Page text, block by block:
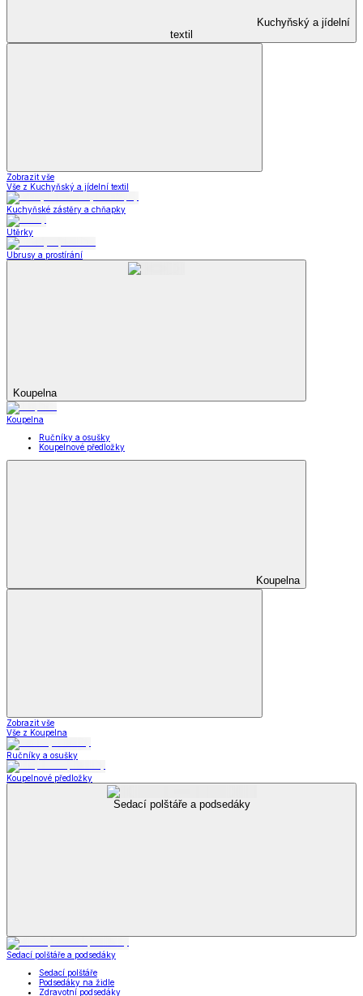
Kuchyňský a jídelní
textil
Zobrazit vše
Vše z Kuchyňský a jídelní textil
Kuchyňské zástěry a chňapky
Utěrky
Ubrusy a prostírání
Koupelna
Koupelna
Ručníky a osušky
Koupelnové předložky
Koupelna
Zobrazit vše
Vše z Koupelna
Ručníky a osušky
Koupelnové předložky
Sedací polštáře a podsedáky
Sedací polštáře a podsedáky
Sedací polštáře
Podsedáky na židle
Zdravotní podsedáky